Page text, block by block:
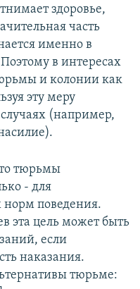
здоровье,
часть
именно в
в интересах
и колонии как
эту меру
(например,
тюрьмы
- для
норм поведения.
эта цель может быть
если
наказания.
тюрьме: